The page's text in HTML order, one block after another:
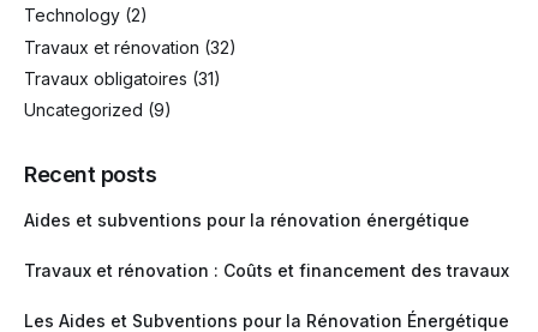
Technology (2)
Travaux et rénovation (32)
Travaux obligatoires (31)
Uncategorized (9)
Recent posts
Aides et subventions pour la rénovation énergétique
Travaux et rénovation : Coûts et financement des travaux
Les Aides et Subventions pour la Rénovation Énergétique